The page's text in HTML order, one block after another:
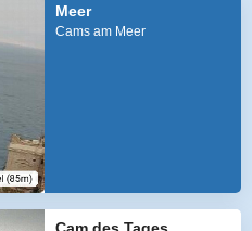
Meer
Cams am Meer